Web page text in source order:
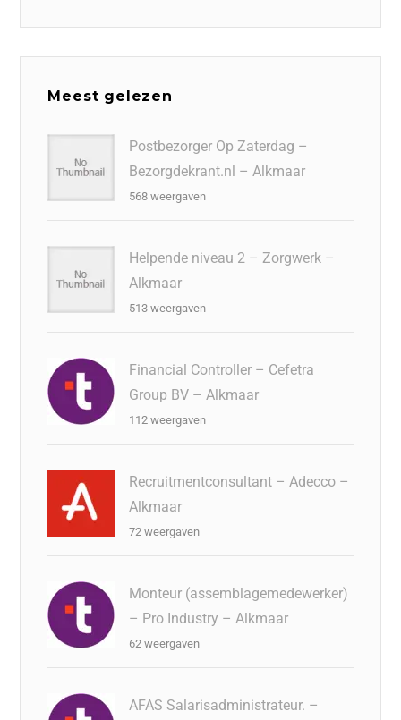
Meest gelezen
Postbezorger Op Zaterdag –
Bezorgdekrant.nl – Alkmaar
568 weergaven
Helpende niveau 2 – Zorgwerk –
Alkmaar
513 weergaven
Financial Controller – Cefetra
Group BV – Alkmaar
112 weergaven
Recruitmentconsultant – Adecco –
Alkmaar
72 weergaven
Monteur (assemblagemedewerker)
– Pro Industry – Alkmaar
62 weergaven
AFAS Salarisadministrateur. –